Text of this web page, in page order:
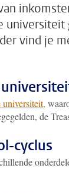
vind je
de
cyclus